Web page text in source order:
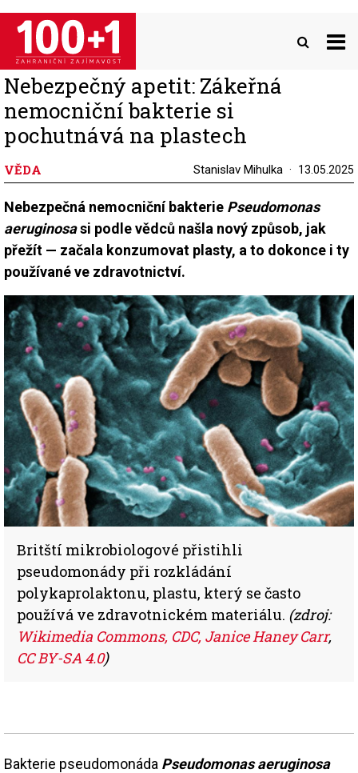
Přejít
hlavnímu
obsahu
Nebezpečný apetit: Zákeřná
nemocniční bakterie si
pochutnává na plastech
VĚDA Stanislav Mihulka 13.05.2025
Nebezpečná nemocniční bakterie Pseudomonas
aeruginosasi podle vědců našla nový způsob, jak
přežít — začala konzumovat plasty, a to dokonce i ty
používané ve zdravotnictví.
Britští mikrobiologové přistihli
pseudomonády při rozkládání
polykaprolaktonu, plastu, který se často
používá ve zdravotnickém materiálu. (zdroj:
Wikimedia Commons, CDC, Janice Haney Carr,
CC BY-SA 4.0)
Bakterie pseudomonáda Pseudomonas aeruginosa